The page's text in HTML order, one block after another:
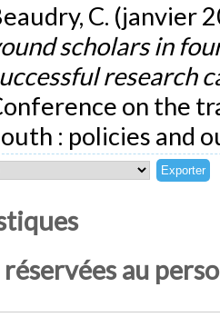
C. (janvier
scholars in
research
on the
: policies and
au